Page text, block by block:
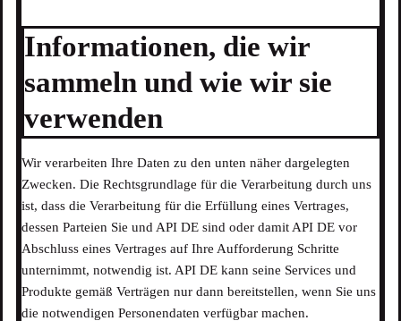
Informationen, die wir
sammeln und wie wir sie
verwenden
Wir verarbeiten Ihre Daten zu den unten näher dargelegten
Zwecken. Die Rechtsgrundlage für die Verarbeitung durch uns
ist, dass die Verarbeitung für die Erfüllung eines Vertrages,
dessen Parteien Sie und API DE sind oder damit API DE vor
Abschluss eines Vertrages auf Ihre Aufforderung Schritte
unternimmt, notwendig ist. API DE kann seine Services und
Produkte gemäß Verträgen nur dann bereitstellen, wenn Sie uns
die notwendigen Personendaten verfügbar machen.